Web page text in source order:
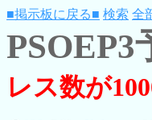
■掲示板に戻る■ 検索 全
PSOEP3
レス数が